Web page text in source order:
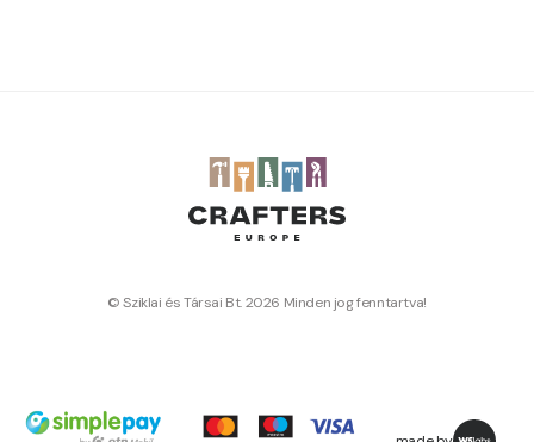
© Sziklai és Társai Bt. 2026 Minden jog fenntartva!